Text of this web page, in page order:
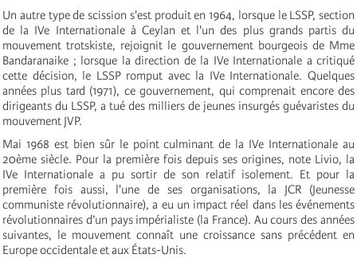
Un autre type de scission s'est produit en 1964, lorsque le LSSP, section
de la IVe Internationaleà Ceylan et l'un des plus grands partis du
mouvement trotskiste, rejoignit le gouvernement bourgeois de Mme
Bandaranaike ; lorsque la direction de la IVe Internationale a critiqué
cette décision, le LSSP romput avec la IVe Internationale. Quelques
années plus tard (1971), ce gouvernement, qui comprenait encore des
dirigeants du LSSP, a tué des milliers de jeunes insurgés guévaristes du
mouvement JVP.
Mai 1968 est bien sûr le point culminant de la IVe Internationaleau
20ème siècle. Pour la première fois depuis ses origines, note Livio, la
IVe Internationale a pu sortir de son relatif isolement. Et pour la
première fois aussi, l'une de ses organisations, la JCR (Jeunesse
communiste révolutionnaire), a eu un impact réel dans les événements
révolutionnaires d’un pays impérialiste (la France). Au cours des années
suivantes, le mouvement connaît une croissance sans précédent en
Europe occidentale et aux États-Unis.